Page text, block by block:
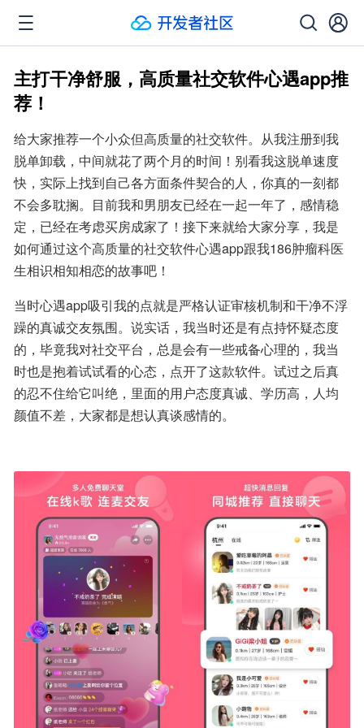
主打干净舒服，高质量社交软件心遇app推
荐！
给大家推荐一个小众但高质量的社交软件。从我注册到我
脱单卸载，中间就花了两个月的时间！别看我这脱单速度
快，实际上找到自己各方面条件契合的人，你真的一刻都
不会多耽搁。目前我和男朋友已经在一起一年了，感情稳
定，已经在考虑买房成家了！接下来就给大家分享，我是
如何通过这个高质量的社交软件心遇app跟我186肿瘤科医
生相识相知相恋的故事吧！
当时心遇app吸引我的点就是严格认证审核机制和干净不浮
躁的真诚交友氛围。说实话，我当时还是有点持怀疑态度
的，毕竟我对社交平台，总是会有一些戒备心理的，我当
时也是抱着试试看的心态，点开了这款软件。试过之后真
的忍不住给它叫绝，里面的用户态度真诚、学历高，人均
颜值不差，大家都是想认真谈感情的。